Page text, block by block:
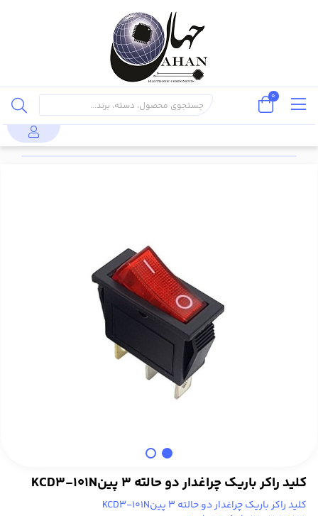
کلید
کلید
کلید راکر باریک چراغدار
دو حالته 3 پینKCD3-
کلید راکر باریک چراغدار دو حالته 3 پینKCD3-101N
کلید راکر باریک چراغدار دو حالته 3 پینKCD3-101N
0